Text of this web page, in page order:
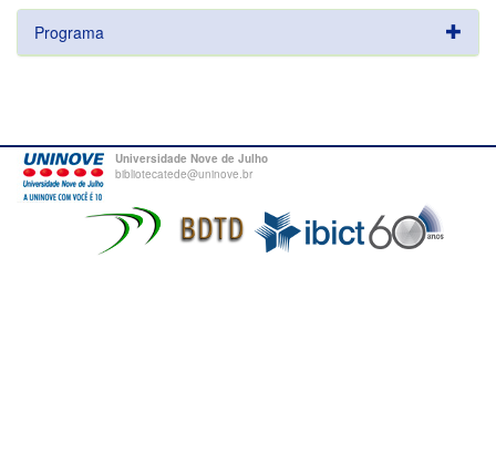
Programa
Universidade Nove de Julho
bibliotecatede@uninove.br